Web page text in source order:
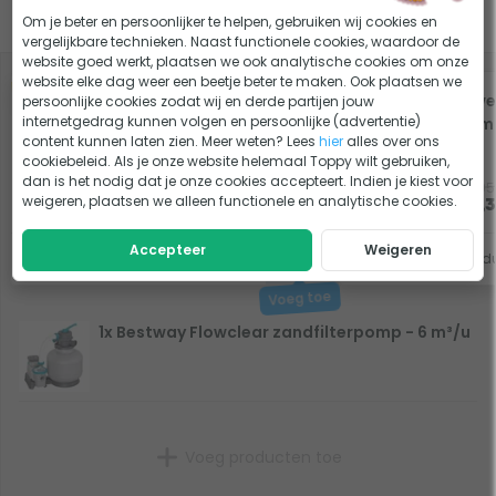
(wanneer je het waterniveau wilt verlagen)
Circuleren; water alleen rond laten stromen, zonder
dat het door het filter gaat (vrijwel essentieel bij het
behandelen met chloorshock, bij bijv. groen
zwembadwater)
Bediening met ingebouwde timer
Deze zandfilterpomp is te bedienen via een ingebouwde
timer. Zo kun je de pomp gewoon aan laten staan. Je stelt
naar wens een dagdeel in, van bijv. 8 uur, waarop de pomp
het zwembadwater door het filtervat pomp. Dit gebeurt
vervolgens telkens automatisch tussen de ingestelde
tijden.
Slim combineren
Bestway Flowclear
Polysphere
filterballen - 500
gram
13,95
13,25 Op voorraad
Bekijk product
12,95
Bekijk
1x Bestway Flowclear zandfilterpomp - 6 m³/u
Om je beter en persoonlijker te helpen, gebruiken wij cookies en
vergelijkbare technieken. Naast functionele cookies, waardoor de
website goed werkt, plaatsen we ook analytische cookies om onze
website elke dag weer een beetje beter te maken. Ook plaatsen we
persoonlijke cookies zodat wij en derde partijen jouw
internetgedrag kunnen volgen en persoonlijke (advertentie)
content kunnen laten zien. Meer weten? Leeshier alles over ons
cookiebeleid. Als je onze website helemaal Toppy wilt gebruiken,
dan is het nodig dat je onze cookies accepteert. Indien je kiest voor
weigeren, plaatsen we alleen functionele en analytische cookies.
Accepteer Weigeren